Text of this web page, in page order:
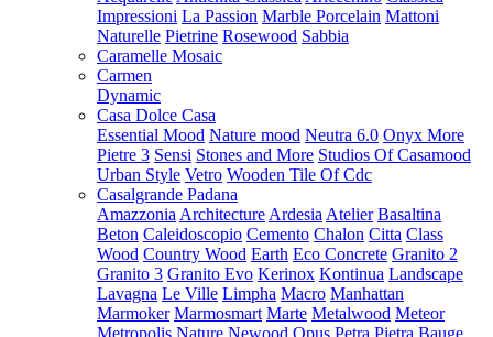
Impressioni La Passion Marble Porcelain Mattoni
Naturelle Pietrine Rosewood Sabbia
Caramelle Mosaic
Carmen
Dynamic
Casa Dolce Casa
Essential Mood Nature mood Neutra 6.0 Onyx More
Pietre 3 Sensi Stones and More Studios Of Casamood
Urban Style Vetro Wooden Tile Of Cdc
Casalgrande Padana
Amazzonia Architecture Ardesia Atelier Basaltina
Beton Caleidoscopio Cemento Chalon Citta Class
Wood Country Wood Earth Eco Concrete Granito 2
Granito 3 Granito Evo Kerinox Kontinua Landscape
Lavagna Le Ville Limpha Macro Manhattan
Marmoker Marmosmart Marte Metalwood Meteor